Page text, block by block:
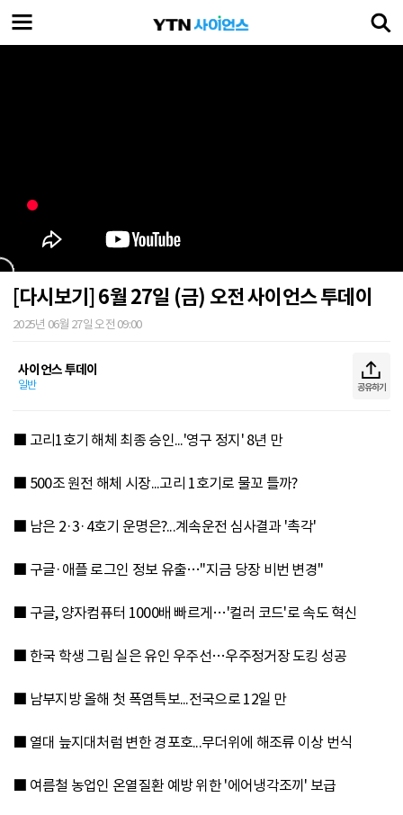
[다시보기] 6월 27일 (금) 오전 사이언스 투데이
2025년 06월 27일 오전 09:00
사이언스 투데이
일반 공유하기
■ 고리1호기 해체 최종 승인...'영구 정지' 8년 만
■ 500조 원전 해체 시장...고리 1호기로 물꼬 틀까?
■ 남은 2·3·4호기 운명은?...계속운전 심사결과 '촉각'
■ 구글·애플 로그인 정보 유출…"지금 당장 비번 변경"
■ 구글, 양자컴퓨터 1000배 빠르게…'컬러 코드'로 속도 혁신
■ 한국 학생 그림 실은 유인 우주선…우주정거장 도킹 성공
■ 남부지방 올해 첫 폭염특보...전국으로 12일 만
■ 열대 늪지대처럼 변한 경포호...무더위에 해조류 이상 번식
■ 여름철 농업인 온열질환 예방 위한 '에어냉각조끼' 보급